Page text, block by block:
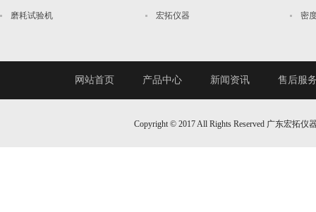
磨耗试验机 宏拓仪器 密
网站首页 产品中心 新闻资讯 售后服
Copyright © 2017 All Rights Reserved 广东宏拓